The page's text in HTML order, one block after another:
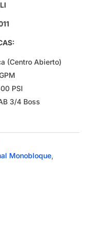
(Centro Abierto)
PSI
3/4 Boss
Monobloque,